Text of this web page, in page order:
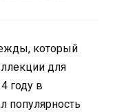
который
для
году в
популярность